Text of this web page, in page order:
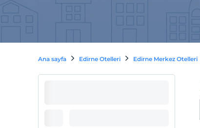
Ana sayfa Edirne Otelleri Edirne Merkez Otelleri